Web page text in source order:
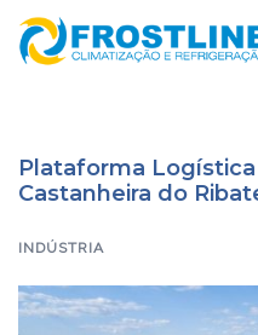
para
Plataforma
Castanheira do
INDÚSTRIA